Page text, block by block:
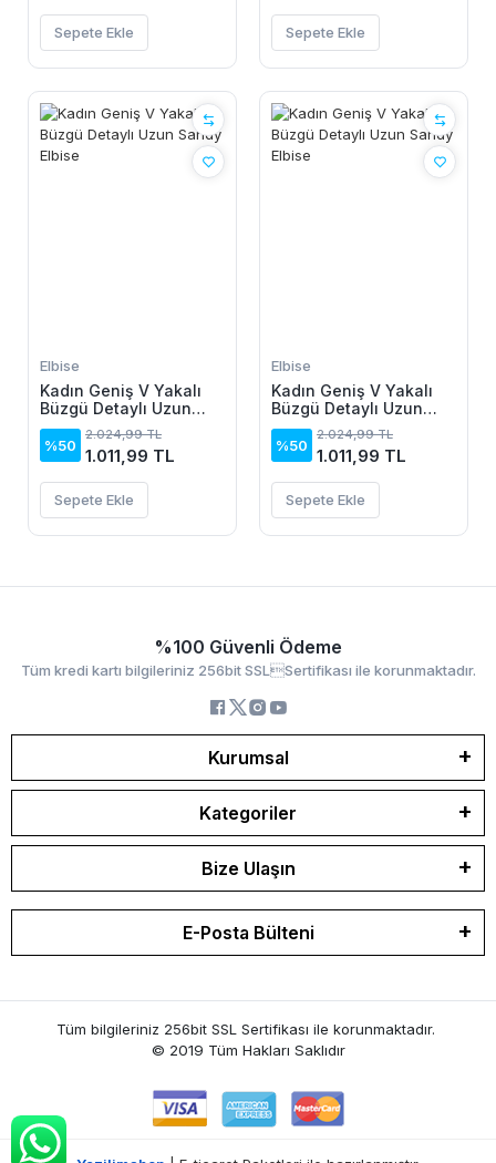
Sepete Ekle Sepete Ekle
Elbise
Kadın Geniş V Yakalı
Büzgü Detaylı Uzun
Sandy Elbise
%50
2.024,99 TL
1.011,99 TL
Sepete Ekle
Elbise
Kadın Geniş V Yakalı
Büzgü Detaylı Uzun
Sandy Elbise
%50
2.024,99 TL
1.011,99 TL
Sepete Ekle
%100 Güvenli Ödeme
Tüm kredi kartı bilgileriniz 256bit SSLSertifikası ile korunmaktadır.
Kurumsal
Kategoriler
Bize Ulaşın
E-Posta Bülteni
Tüm bilgileriniz 256bit SSL Sertifikası ile korunmaktadır.
© 2019 Tüm Hakları Saklıdır